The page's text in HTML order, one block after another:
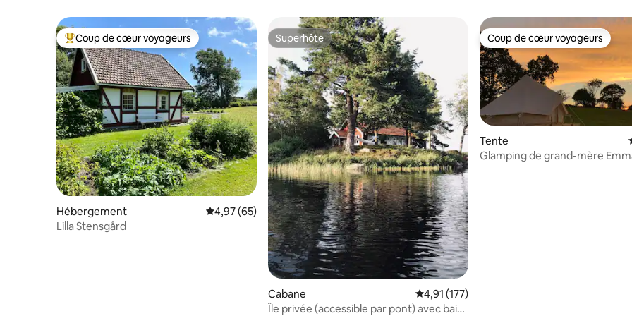
Coups de cœur voyageurs les plus appréciés
Coup de cœur voyageurs
Hébergement Évaluation moyenne sur la base de 65 commentaires : 4,97 sur 5
4,97 (65)
Lilla Stensgård
Superhôte
Superhôte
Cabane Évaluation moyenne sur la base de 177
4,91 (177)
Île privée (accessible par pont) avec bain
Coup de cœur voyageurs
Coup de cœur voyageurs
Tente
Glamping de grand-mère